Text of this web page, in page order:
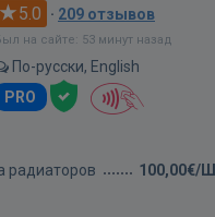
5.0 · 209 отзывов
на сайте: 53 минут назад
По-русски, English
PRO
радиаторов 100,00€/